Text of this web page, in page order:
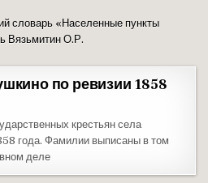
словарь «Населенные пункты
Вязьмитин О.Р.
по ревизии 1858
крестьян села
года. Фамилии выписаны в том
деле